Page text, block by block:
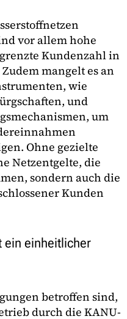
vor allem hohe
Kundenzahl in
mangelt es an
wie
und
um
Ohne gezielte
Netzentgelte, die
sondern auch die
Kunden
ein einheitlicher
betroffen sind,
durch die KANU-